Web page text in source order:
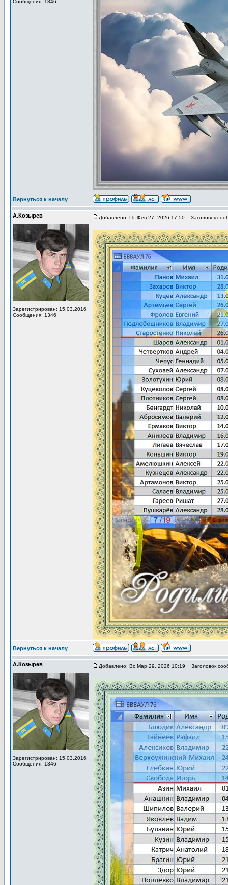
Сообщения: 1346
Вернуться к началу
А.Козырев
Зарегистрирован: 15.03.2016
Сообщения: 1346
Добавлено: Пт Фев 27, 2026 17:50 Заголовок
Вернуться к началу
А.Козырев
Зарегистрирован: 15.03.2016
Сообщения: 1346
Добавлено: Вс Мар 29, 2026 10:19 Заголовок